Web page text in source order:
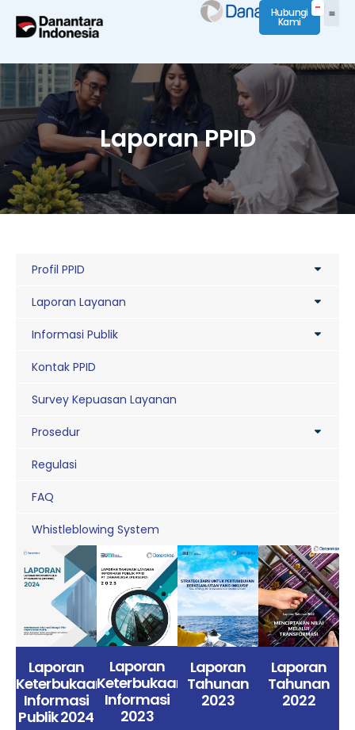
Hubungi
Kami
Laporan PPID
Profil PPID
Laporan Layanan
Informasi Publik
Kontak PPID
Survey Kepuasan Layanan
Prosedur
Regulasi
FAQ
Whistleblowing System
Laporan
Keterbukaan
Informasi
Publik 2024
Laporan
Keterbukaan
Informasi
2023
Laporan
Tahunan
2023
Laporan
Tahunan
2022